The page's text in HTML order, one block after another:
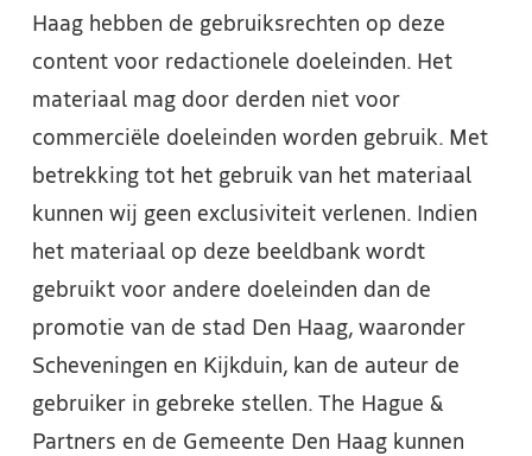
Haag hebben de gebruiksrechten op deze
content voor redactionele doeleinden. Het
materiaal mag door derden niet voor
commerciële doeleinden worden gebruik. Met
betrekking tot het gebruik van het materiaal
kunnen wij geen exclusiviteit verlenen. Indien
het materiaal op deze beeldbank wordt
gebruikt voor andere doeleinden dan de
promotie van de stad Den Haag, waaronder
Scheveningen en Kijkduin, kan de auteur de
gebruiker in gebreke stellen. The Hague &
Partners en de Gemeente Den Haag kunnen